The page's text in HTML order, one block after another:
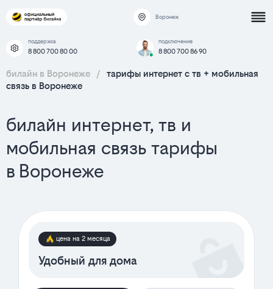
Воронеж
поддержка
8 800 700 80 00
подключение
8 800 700 86 90
билайн в Воронеже /
тарифы интернет c тв + мобильная
связь в Воронеже
билайн интернет, тв и
мобильная связь тарифы
в Воронеже
цена на 2 месяца
Удобный для дома